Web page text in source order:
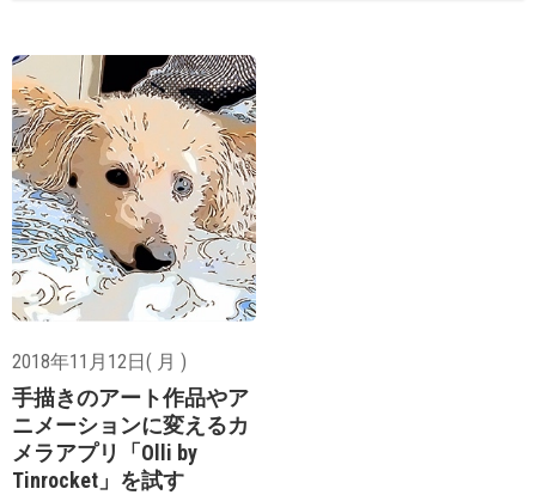
2018年11月12日( 月 )
手描きのアート作品やア
ニメーションに変えるカ
メラアプリ「Olli by
Tinrocket」を試す